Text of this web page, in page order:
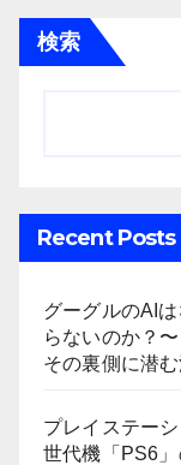
検索
Recent Posts
グーグルのAI
らないのか？
その裏側に潜
プレイステー
世代機「PS6